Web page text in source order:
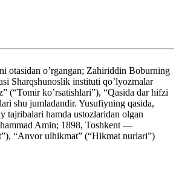
o’rgangan; Zahiriddin Boburning
Sharqshunoslik instituti qo’lyozmalar
(“Tomir ko’rsatishlari”), “Qasida dar hifzi
shu jumladandir. Yusufiyning qasida,
tajribalari hamda ustozlaridan olgan
Amin; 1898, Toshkent —
“Anvor ulhikmat” (“Hikmat nurlari”)